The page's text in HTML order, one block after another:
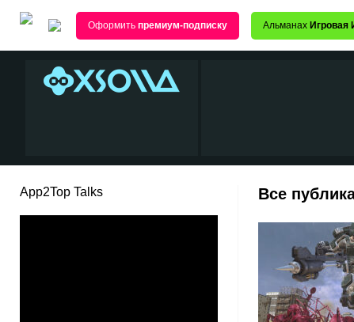
Оформить премиум-подписку Альманах Игровая
App2Top Talks Все